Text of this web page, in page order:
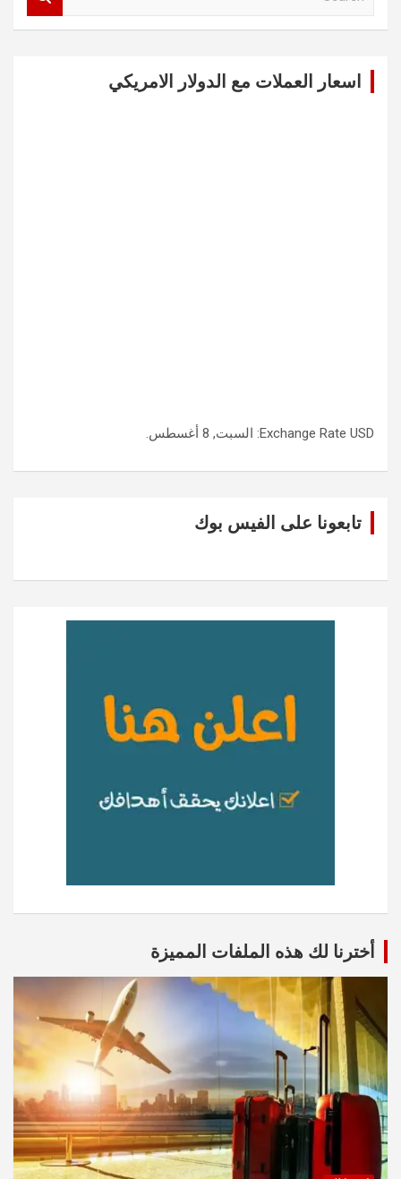
اسعار العملات مع الدولار الامريكي
Exchange Rate USD : السبت, 8 أغسطس.
تابعونا على الفيس بوك
أخترنا لك هذه الملفات المميزة